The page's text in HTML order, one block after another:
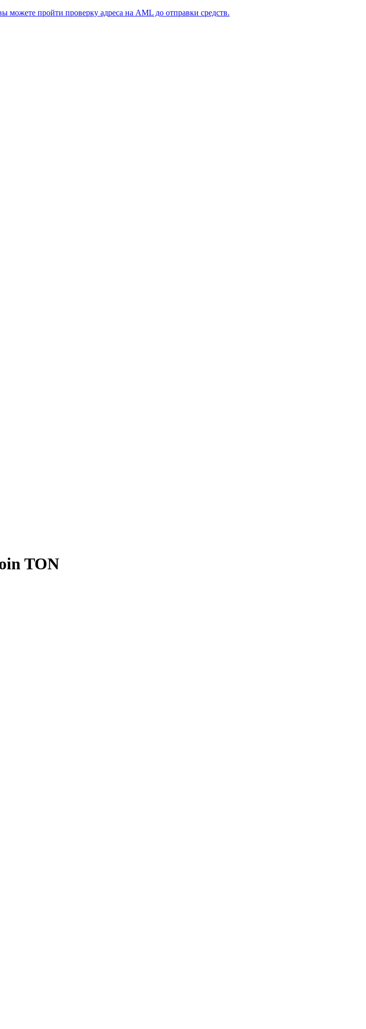
можете пройти проверку адреса на AML до отправки средств.
TON